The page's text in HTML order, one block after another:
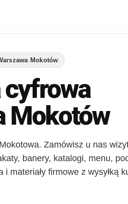
Mokotów
Mokotów
Zamówisz u nas
banery, katalogi, menu,
materiały firmowe z wysyłką